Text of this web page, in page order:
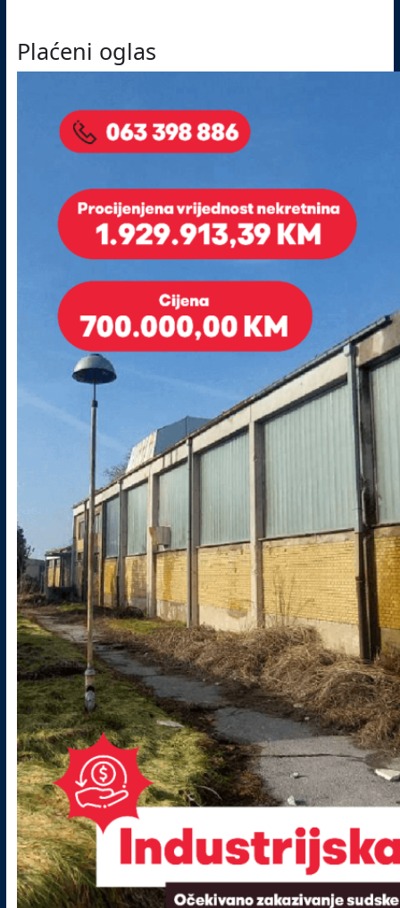
Plaćeni oglas